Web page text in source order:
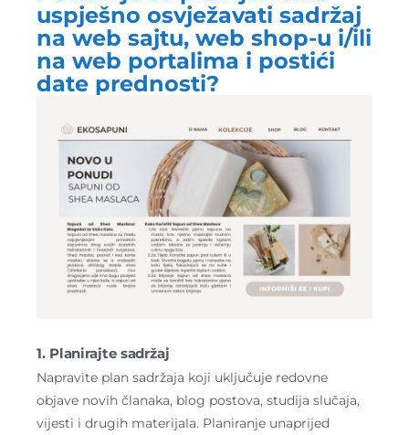
uspješno osvježavati sadržaj
na web sajtu, web shop-u i/ili
na web portalima i postići
date prednosti?
1. Planirajte sadržaj
Napravite plan sadržaja koji uključuje redovne
objave novih članaka, blog postova, studija slučaja,
vijesti i drugih materijala. Planiranje unaprijed